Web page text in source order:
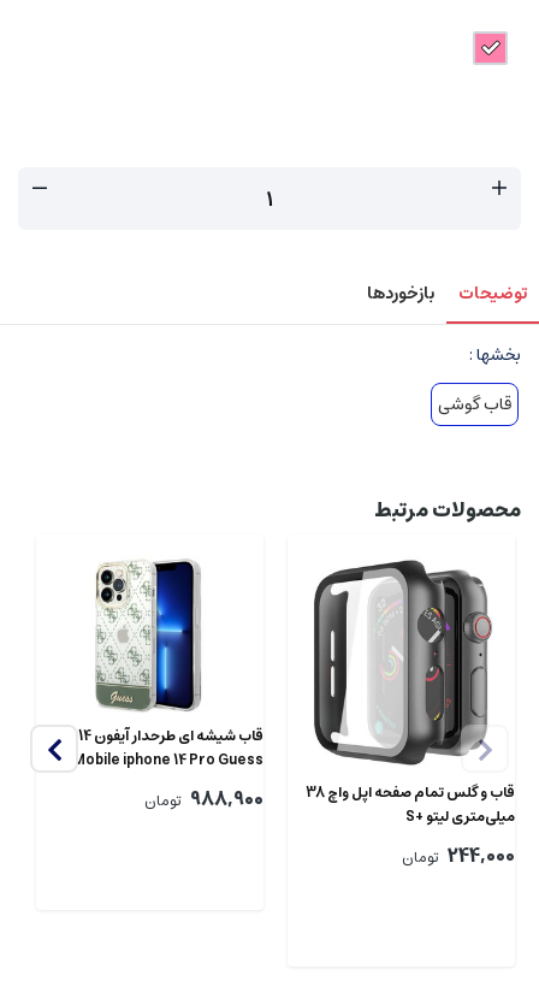
توضیحات بازخوردها
بخشها :
قاب گوشی
محصولات مرتبط
قاب و گلس تمام صفحه اپل واچ 38
میلی‌متری لیتو +S
244,000 تومان
قاب شیشه ای طرحدار آیفون 14 پرو
CG Mobile iphone 14 Pro Guess
988,900 تومان